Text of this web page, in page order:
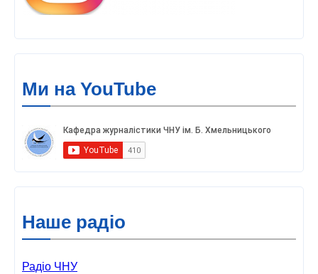
Ми на YouTube
Наше радіо
Радіо ЧНУ